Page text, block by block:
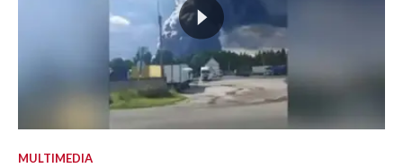
MULTIMEDIA